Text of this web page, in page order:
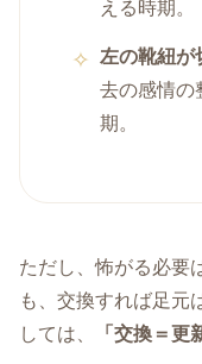
える時期。
左の靴紐が
去の感情の
期。
ただし、怖がる必要
も、交換すれば足元
しては、
「交換＝更